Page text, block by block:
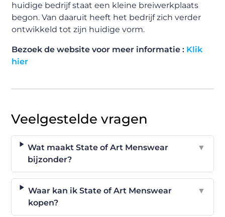
huidige bedrijf staat een kleine breiwerkplaats
begon. Van daaruit heeft het bedrijf zich verder
ontwikkeld tot zijn huidige vorm.
Bezoek de website voor meer informatie : Klik
hier
Veelgestelde vragen
Wat maakt State of Art Menswear
bijzonder?
▼
Waar kan ik State of Art Menswear
kopen?
▼